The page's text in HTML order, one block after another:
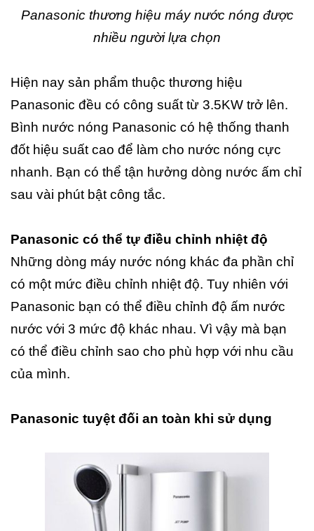
Panasonic thương hiệu máy nước nóng được
nhiều người lựa chọn
Hiện nay sản phẩm thuộc thương hiệu
Panasonic đều có công suất từ 3.5KW trở lên.
Bình nước nóng Panasonic có hệ thống thanh
đốt hiệu suất cao để làm cho nước nóng cực
nhanh. Bạn có thể tận hưởng dòng nước ấm chỉ
sau vài phút bật công tắc.
Panasonic có thể tự điều chỉnh nhiệt độ
Những dòng máy nước nóng khác đa phần chỉ
có một mức điều chỉnh nhiệt độ. Tuy nhiên với
Panasonic bạn có thể điều chỉnh độ ấm nước
nước với 3 mức độ khác nhau. Vì vậy mà bạn
có thể điều chỉnh sao cho phù hợp với nhu cầu
của mình.
Panasonic tuyệt đối an toàn khi sử dụng